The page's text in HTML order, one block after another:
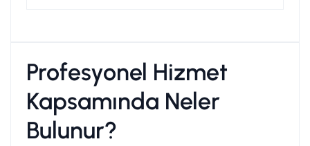
Profesyonel Hizmet
Kapsamında Neler
Bulunur?